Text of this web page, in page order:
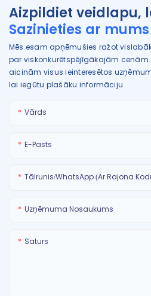
Aizpildiet veidlapu,
Sazinieties ar
Mēs esam apņēmušies ražot
par viskonkurētspējīgākajām
aicinām visus ieinteresētos
lai iegūtu plašāku informāciju.
Vārds
E-Pasts
Tālrunis/WhatsApp (ar Rajona
Uzņēmuma Nosaukums
Saturs